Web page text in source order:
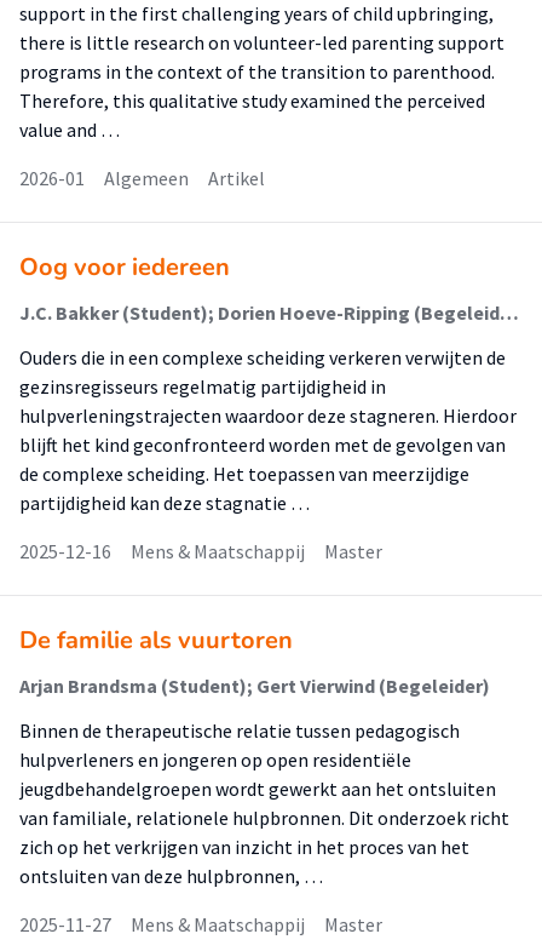
support in the first challenging years of child upbringing,
there is little research on volunteer-led parenting support
programs in the context of the transition to parenthood.
Therefore, this qualitative study examined the perceived
value and …
2026-01
Algemeen Artikel
Oog voor iedereen
J.C. Bakker (Student); Dorien Hoeve-Ripping (Begeleider)
Ouders die in een complexe scheiding verkeren verwijten de
gezinsregisseurs regelmatig partijdigheid in
hulpverleningstrajecten waardoor deze stagneren. Hierdoor
blijft het kind geconfronteerd worden met de gevolgen van
de complexe scheiding. Het toepassen van meerzijdige
partijdigheid kan deze stagnatie …
2025-12-16
Mens & Maatschappij Master
De familie als vuurtoren
Arjan Brandsma (Student); Gert Vierwind (Begeleider)
Binnen de therapeutische relatie tussen pedagogisch
hulpverleners en jongeren op open residentiële
jeugdbehandelgroepen wordt gewerkt aan het ontsluiten
van familiale, relationele hulpbronnen. Dit onderzoek richt
zich op het verkrijgen van inzicht in het proces van het
ontsluiten van deze hulpbronnen, …
2025-11-27
Mens & Maatschappij Master